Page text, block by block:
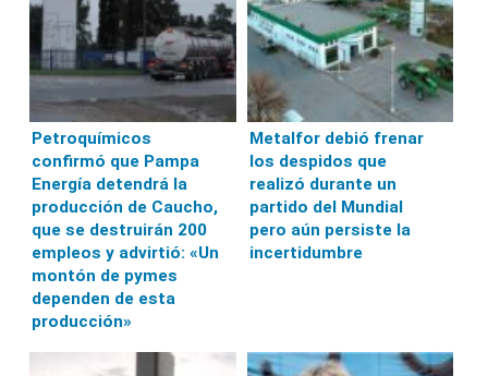
Petroquímicos
confirmó que Pampa
Energía detendrá la
producción de Caucho,
que se destruirán 200
empleos y advirtió: «Un
montón de pymes
dependen de esta
producción»
Metalfor debió frenar
los despidos que
realizó durante un
partido del Mundial
pero aún persiste la
incertidumbre